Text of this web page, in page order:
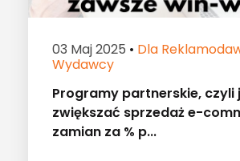
03 Maj 2025 • Dla
Wydawcy
Programy partnerskie, czyli
zwiększać sprzedaż e-
zamian za % p...